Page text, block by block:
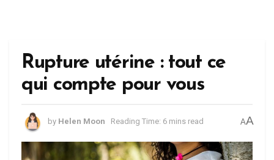
Rupture utérine : tout ce
qui compte pour vous
by Helen Moon Reading Time: 6 mins read AA